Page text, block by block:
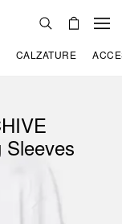
CALZATURE
Sleeves